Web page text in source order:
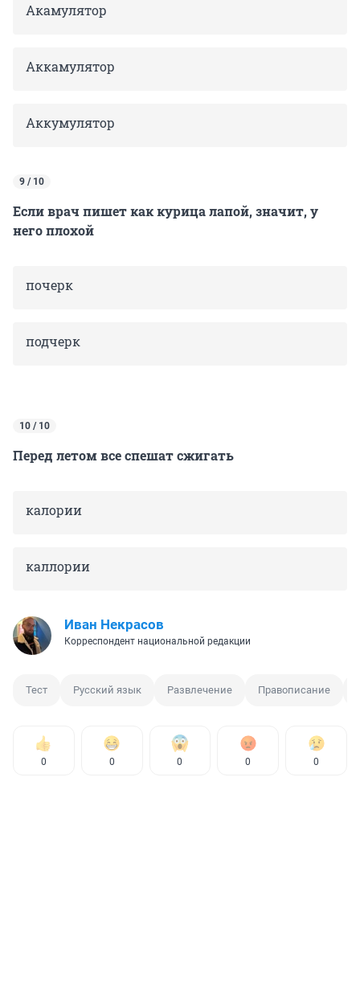
Акамулятор
Аккамулятор
Аккумулятор
9 / 10
Если врач пишет как курица лапой, значит, у
него плохой
почерк
подчерк
10 / 10
Перед летом все спешат сжигать
калории
каллории
Иван Некрасов
Корреспондент национальной редакции
Тест Русский язык Развлечение Правописание
0 0 0 0 0